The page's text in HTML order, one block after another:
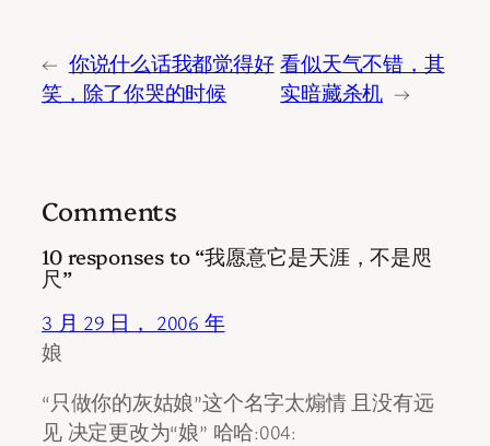
← 你说什么话我都觉得好
笑，除了你哭的时候
看似天气不错，其
实暗藏杀机 →
Comments
10 responses to “我愿意它是天涯，不是咫
尺”
3 月 29 日， 2006 年
娘
“只做你的灰姑娘”这个名字太煽情 且没有远
见 决定更改为“娘” 哈哈:004: